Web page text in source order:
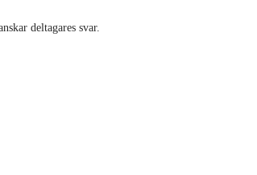
deltagares svar.